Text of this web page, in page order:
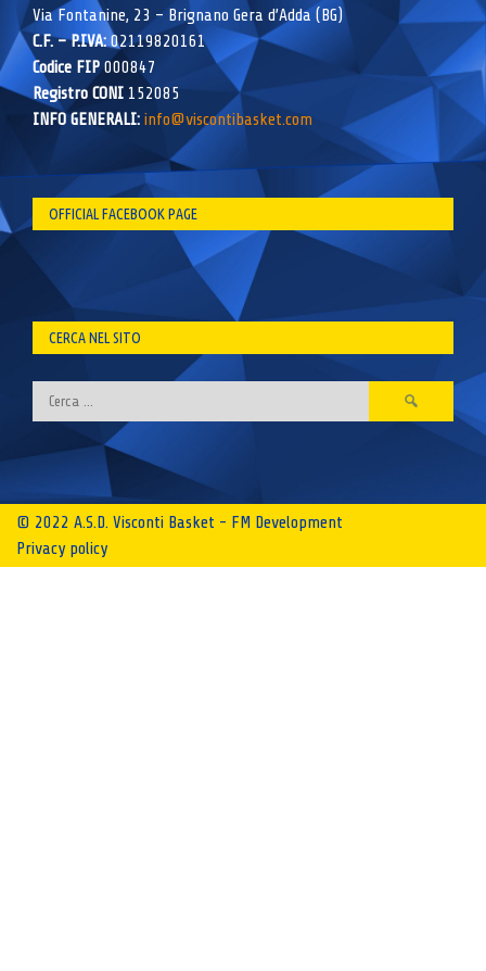
Via Fontanine, 23 – Brignano Gera d’Adda (BG)
C.F. – P.IVA:02119820161
Codice FIP000847
Registro CONI 152085
INFO GENERALI: info@viscontibasket.com
OFFICIAL FACEBOOK PAGE
CERCA NEL SITO
Ricerca
per:
© 2022 A.S.D. Visconti Basket - FM Development
Privacy policy